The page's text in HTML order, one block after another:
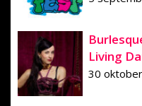
Living
30